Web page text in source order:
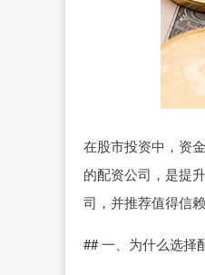
在股市投资中，资
的配资公司，是提
司，并推荐值得信赖
## 一、为什么选择